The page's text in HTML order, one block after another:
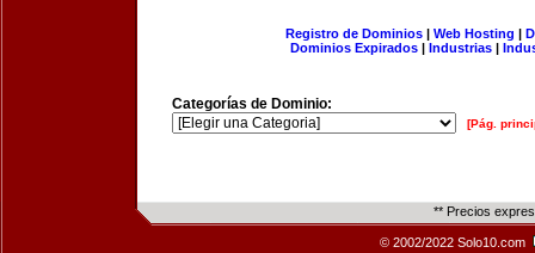
Registro de Dominios| Web Hosting |
Dominios Expirados | Industrias |
Categorías de Dominio:
[Pág.
** Precios
© 2002/2022 Solo10.com